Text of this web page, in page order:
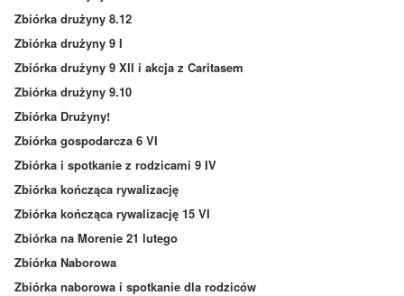
Zbiórka drużyny 8.12
Zbiórka drużyny 9 I
Zbiórka drużyny 9 XII i akcja z Caritasem
Zbiórka drużyny 9.10
Zbiórka Drużyny!
Zbiórka gospodarcza 6 VI
Zbiórka i spotkanie z rodzicami 9 IV
Zbiórka kończąca rywalizację
Zbiórka kończąca rywalizację 15 VI
Zbiórka na Morenie 21 lutego
Zbiórka Naborowa
Zbiórka naborowa i spotkanie dla rodziców